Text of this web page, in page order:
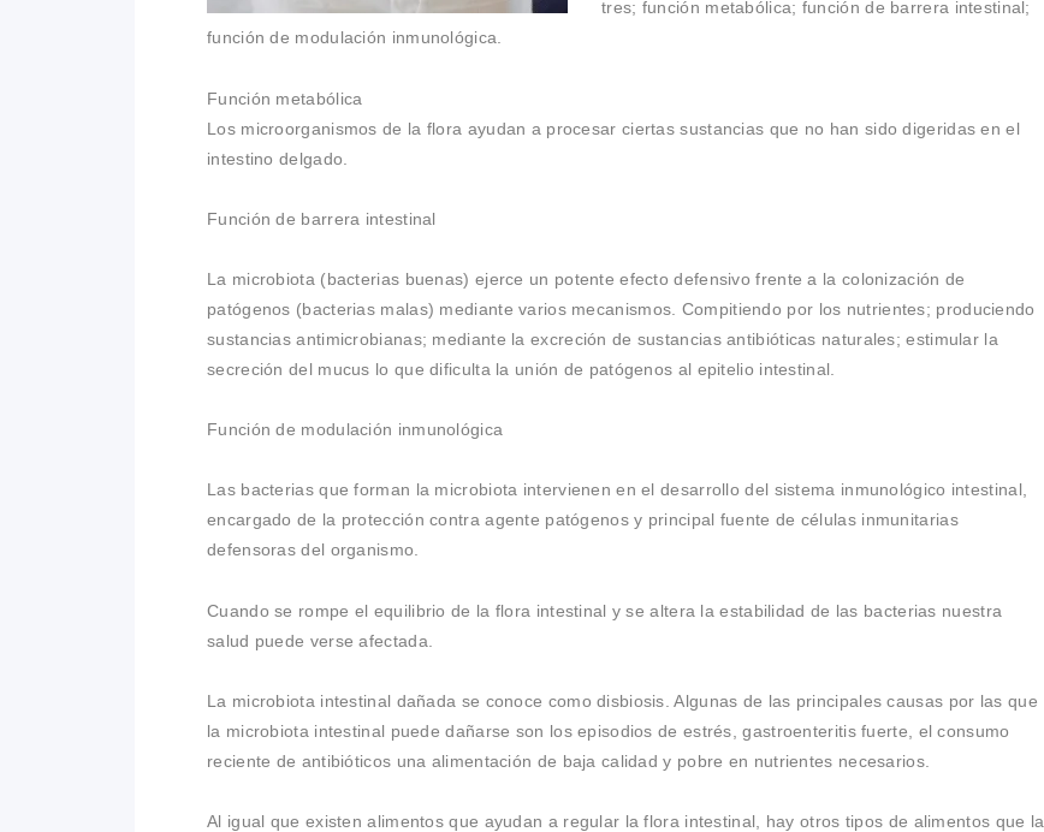
tres; función metabólica; función de barrera intestinal;
función de modulación inmunológica.
Función metabólica
Los microorganismos de la flora ayudan a procesar ciertas sustancias que no han sido digeridas en el
intestino delgado.
Función de barrera intestinal
La microbiota (bacterias buenas) ejerce un potente efecto defensivo frente a la colonización de
patógenos (bacterias malas) mediante varios mecanismos. Compitiendo por los nutrientes; produciendo
sustancias antimicrobianas; mediante la excreción de sustancias antibióticas naturales; estimular la
secreción del mucus lo que dificulta la unión de patógenos al epitelio intestinal.
Función de modulación inmunológica
Las bacterias que forman la microbiota intervienen en el desarrollo del sistema inmunológico intestinal,
encargado de la protección contra agente patógenos y principal fuente de células inmunitarias
defensoras del organismo.
Cuando se rompe el equilibrio de la flora intestinal y se altera la estabilidad de las bacterias nuestra
salud puede verse afectada.
La microbiota intestinal dañada se conoce como disbiosis. Algunas de las principales causas por las que
la microbiota intestinal puede dañarse son los episodios de estrés, gastroenteritis fuerte, el consumo
reciente de antibióticos una alimentación de baja calidad y pobre en nutrientes necesarios.
Al igual que existen alimentos que ayudan a regular la flora intestinal, hay otros tipos de alimentos que la